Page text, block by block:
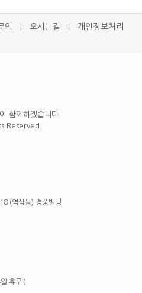
의 오시는길
개인정보처리
함께하겠습니다.
Reserved.
(역삼동) 경풍빌딩
휴무 )